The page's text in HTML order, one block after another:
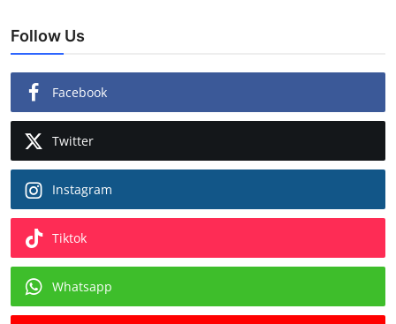
Follow Us
Facebook
Twitter
Instagram
Tiktok
Whatsapp